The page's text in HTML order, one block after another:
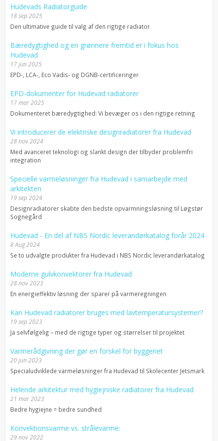
Hudevads Radiatorguide
18 sep 2025
Den ultimative guide til valg af den rigtige radiator
Bæredygtighed og en grønnere fremtid er i fokus hos
Hudevad
17 jun 2025
EPD-, LCA-, Eco Vadis- og DGNB-certificeringer
EPD-dokumenter for Hudevad radiatorer
17 mar 2025
Dokumenteret bæredygtighed: Vi bevæger os i den rigtige retning
Vi introducerer de elektriske designradiatorer fra Hudevad
28 nov 2024
Med avanceret teknologi og slankt design der tilbyder problemfri
integration
Specielle varmeløsninger fra Hudevad i samarbejde med
arkitekten
19 sep 2024
Designradiatorer skabte den bedste opvarmningsløsning til Løgstør
Sognegård
Hudevad - En del af NBS Nordic leverandørkatalog forår 2024
8 Aug 2024
Se to udvalgte produkter fra Hudevad i NBS Nordic leverandørkatalog
Moderne gulvkonvektorer fra Hudevad
28 nov 2023
En energieffektiv løsning der sparer på varmeregningen
Kan Hudevad radiatorer bruges med lavtemperatursystemer?
19 sep 2023
Ja selvfølgelig – med de rigtige typer og størrelser til projektet
Varmerådgivning der gør en forskel for byggeriet
20 jun 2023
Specialudviklede varmeløsninger fra Hudevad til Skolecenter Jetsmark
Helende arkitektur med hygiejniske radiatorer fra Hudevad
21 mar 2023
Bedre hygiejne = bedre sundhed
Konvektionsvarme vs. strålevarme:
29 nov 2022